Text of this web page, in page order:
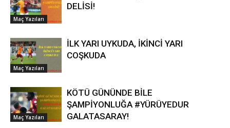
Maç Yazıları
DELİSİ!
Maç Yazıları
İLK YARI UYKUDA, İKİNCİ YARI
COŞKUDA
Maç Yazıları
KÖTÜ GÜNÜNDE BİLE
ŞAMPİYONLUĞA #YÜRÜYEDUR
GALATASARAY!